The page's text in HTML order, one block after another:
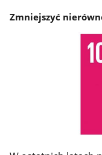
Zmniejszyć